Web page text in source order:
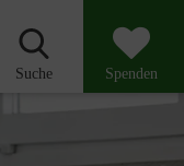
Suche Spenden